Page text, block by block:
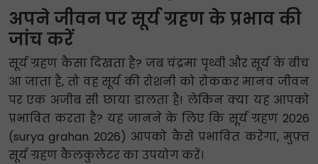
अपने जीवन पर सूर्य ग्रहण के प्रभाव की
जांच करें
सूर्य ग्रहण कैसा दिखता है? जब चंद्रमा पृथ्वी और सूर्य के बीच
आ जाता है, तो वह सूर्य की रोशनी को रोककर मानव जीवन
पर एक अजीब सी छाया डालता है! लेकिन क्या यह आपको
प्रभावित करता है? यह जानने के लिए कि सूर्य ग्रहण 2026
(surya grahan 2026) आपको कैसे प्रभावित करेगा, मुफ़्त
सूर्य ग्रहण कैलकुलेटर का उपयोग करें।